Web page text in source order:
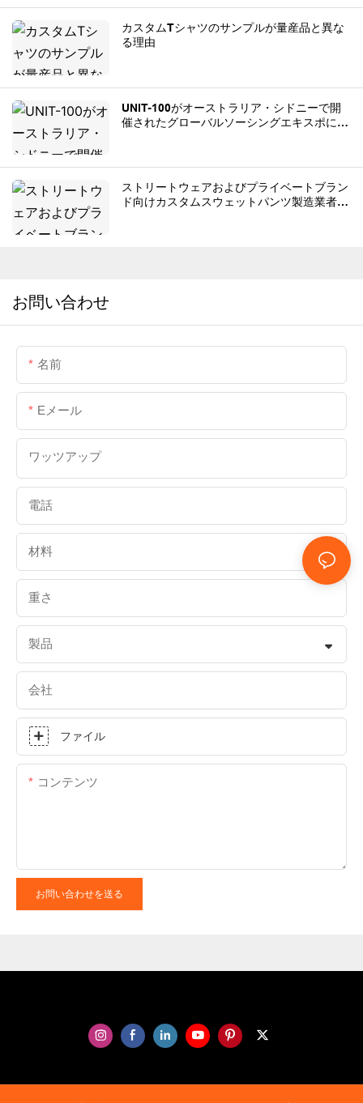
カスタムTシャツのサンプルが量産品と異な
る理由
UNIT-100がオーストラリア・シドニーで開
催されたグローバルソーシングエキスポに出
ストリートウェアおよびプライベートブラン
ド向けカスタムスウェットパンツ製造業者ト
お問い合わせ
名前
Eメール
ワッツアップ
電話
材料
重さ
製品
会社
ファイル
コンテンツ
お問い合わせを送る